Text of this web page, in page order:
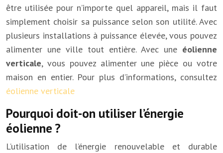
être utilisée pour n’importe quel appareil, mais il faut
simplement choisir sa puissance selon son utilité. Avec
plusieurs installations à puissance élevée, vous pouvez
alimenter une ville tout entière. Avec une éolienne
verticale, vous pouvez alimenter une pièce ou votre
maison en entier. Pour plus d’informations, consultez
éolienne verticale
Pourquoi doit-on utiliser l’énergie
éolienne ?
L’utilisation de l’énergie renouvelable et durable